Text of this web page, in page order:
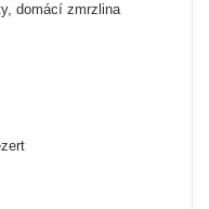
domácí zmrzlina